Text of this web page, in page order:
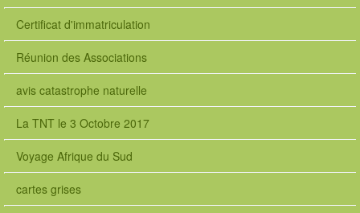
Certificat d'immatriculation
Réunion des Associations
avis catastrophe naturelle
La TNT le 3 Octobre 2017
Voyage Afrique du Sud
cartes grises